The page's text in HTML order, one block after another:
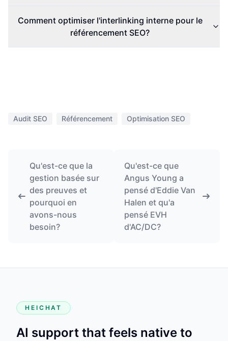
Comment optimiser l'interlinking interne pour le
référencement SEO?
Audit SEO Référencement Optimisation SEO
Qu'est-ce que la
gestion basée sur
des preuves et
pourquoi en
avons-nous
besoin?
Qu'est-ce que
Angus Young a
pensé d'Eddie Van
Halen et qu'a
pensé EVH
d'AC/DC?
HEICHAT
AI support that feels native to